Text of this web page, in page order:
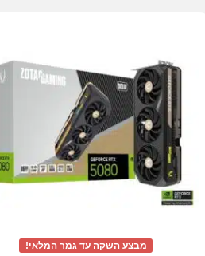
מבצע השקה עד גמר המלאי!